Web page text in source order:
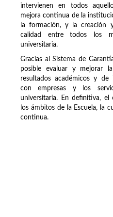
intervienen en todos
mejora continua de la
la formación, y la creación
calidad entre todos los
universitaria.
Gracias al Sistema de
posible evaluar y mejorar
resultados académicos y de
con empresas y los
universitaria. En definitiva,
los ámbitos de la Escuela, la
continua.